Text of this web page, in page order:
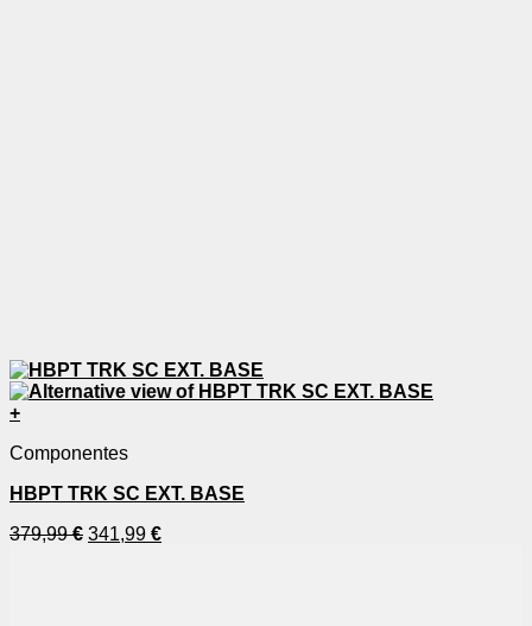
+
Componentes
HBPT TRK SC EXT. BASE
379,99€ 341,99 €